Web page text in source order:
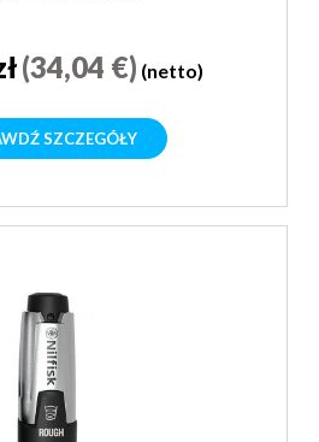
(34,04 €) (netto)
SZCZEGÓŁY